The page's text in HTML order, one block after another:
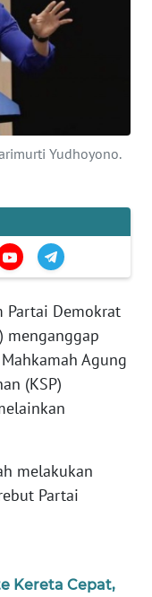
Yudhoyono.
Partai Demokrat
menganggap
Agung
(KSP)
melakukan
Partai
Kereta Cepat,